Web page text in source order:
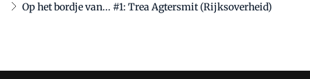
Op het bordje van... #1: Trea Agtersmit (Rijksoverheid)